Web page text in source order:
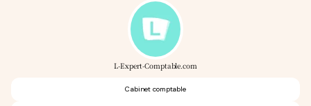
L-Expert-Comptable.com
Cabinet comptable